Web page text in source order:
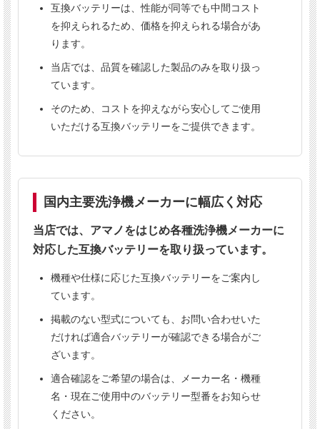
表示価格は1個あたりの価格です。
送料は
す。
申し訳ございませんが、本商品は
済をご利用いただけません。
複数のサイトで販売しているため、まれに
は当店よりご連絡いたします。
事前の在庫確認はメールにてお問い合わせ
ください。
【重要】
バッテリーのご注文は、 お届け先の宛名に法人名または屋
号の記載が必要です。
個人事業主の方で屋号をお持ちでない場合は、個別にお問
い合わせください。
互換バッテリーは、性能が同等でも中間コスト
を抑えられるため、価格を抑えられる場合があ
ります。
当店では、品質を確認した製品のみを取り扱っ
ています。
そのため、コストを抑えながら安心してご使用
いただける互換バッテリーをご提供できます。
国内主要洗浄機メーカーに幅広く対応
当店では、アマノをはじめ各種洗浄機メーカーに
対応した互換バッテリーを取り扱っています。
機種や仕様に応じた互換バッテリーをご案内し
ています。
掲載のない型式についても、お問い合わせいた
だければ適合バッテリーが確認できる場合がご
ざいます。
適合確認をご希望の場合は、メーカー名・機種
名・現在ご使用中のバッテリー型番をお知らせ
ください。